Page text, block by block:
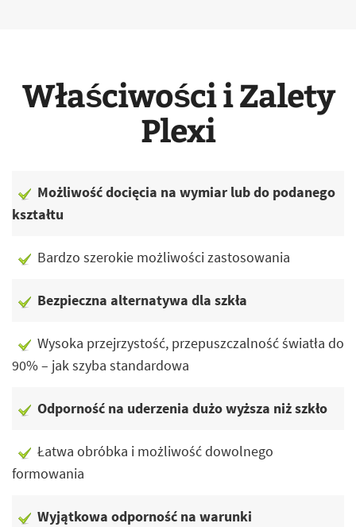
Właściwości i Zalety
Plexi
Możliwość docięcia na wymiar lub do podanego
kształtu
Bardzo szerokie możliwości zastosowania
Bezpieczna alternatywa dla szkła
Wysoka przejrzystość, przepuszczalność światła do
90% – jak szyba standardowa
Odporność na uderzenia dużo wyższa niż szkło
Łatwa obróbka i możliwość dowolnego
formowania
Wyjątkowa odporność na warunki